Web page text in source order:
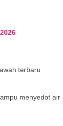
terbaru
menyedot air